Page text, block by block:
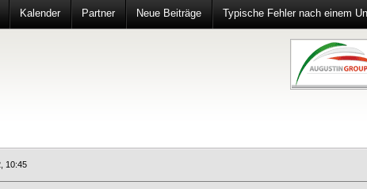
Kalender Partner Neue Beiträge Typische Fehler nach einem
10:45